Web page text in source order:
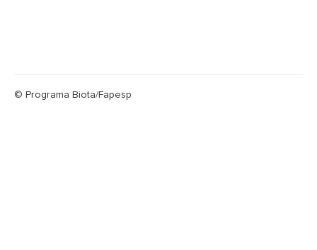
© Programa Biota/Fapesp